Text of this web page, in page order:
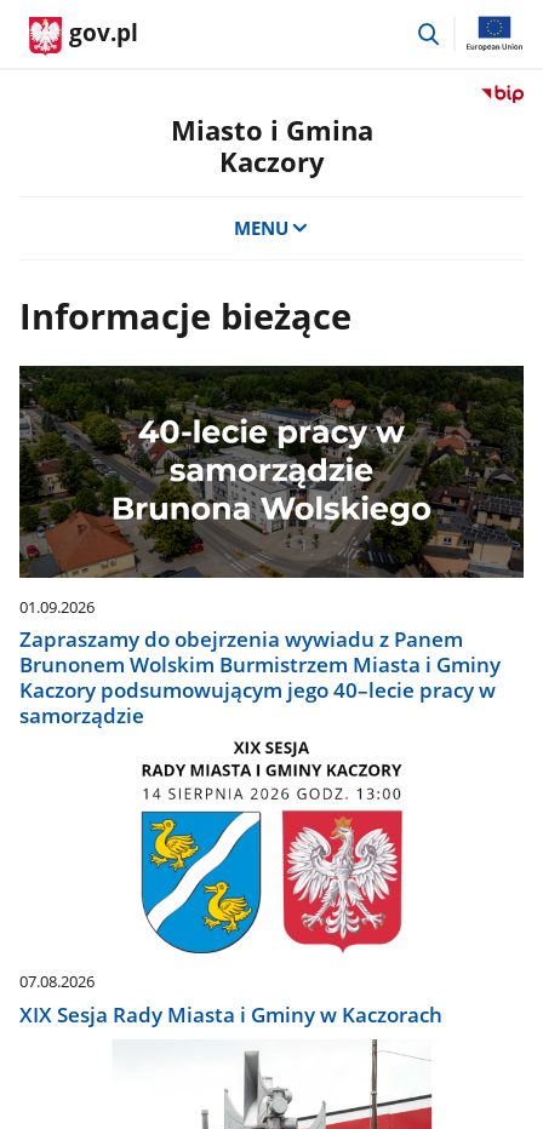
gov.pl
przejdź
Przejdź
Miasto i Gmina
Kaczory
MENU
Informacje bieżące
01.09.2026
Zapraszamy do obejrzenia wywiadu z Panem
Brunonem Wolskim Burmistrzem Miasta i Gminy
Kaczory podsumowującym jego 40–lecie pracy w
samorządzie
07.08.2026
XIX Sesja Rady Miasta i Gminy w Kaczorach